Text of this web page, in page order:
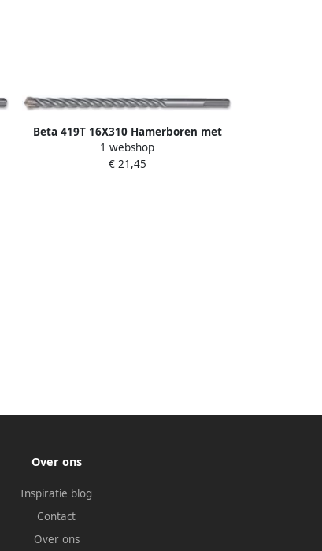
Beta 419T 16X310 Hamerboren met
SDS plus aansluiting | 4 spiraal en 4
snijvlakken 004190716
1 webshop
€ 21,45
Over ons
Inspiratie blog
Contact
Over ons